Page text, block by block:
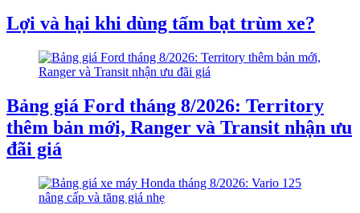
Lợi và hại khi dùng tấm bạt trùm xe?
Bảng giá Ford tháng 8/2026: Territory
thêm bản mới, Ranger và Transit nhận ưu
đãi giá